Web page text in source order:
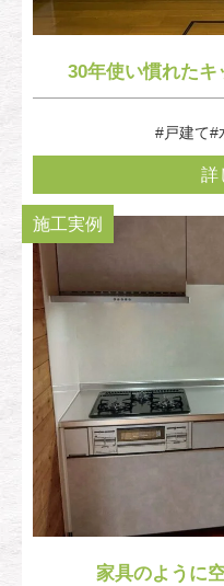
30年使い慣れた
#戸建て#
詳
施工実例
家具のように